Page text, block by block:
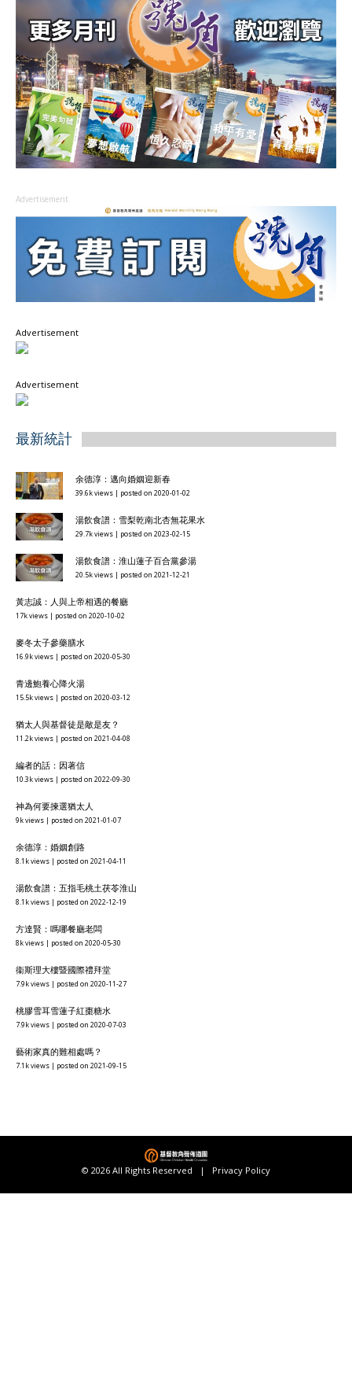
Advertisement
Advertisement
Advertisement
最新統計
余德淳：邁向婚姻迎新春
39.6k views | posted on 2020-01-02
湯飲食譜：雪梨乾南北杏無花果水
29.7k views | posted on 2023-02-15
湯飲食譜：淮山蓮子百合黨參湯
20.5k views | posted on 2021-12-21
黃志誠：人與上帝相遇的餐廳
17k views | posted on 2020-10-02
麥冬太子參藥膳水
16.9k views | posted on 2020-05-30
青邊鮑養心降火湯
15.5k views | posted on 2020-03-12
猶太人與基督徒是敵是友？
11.2k views | posted on 2021-04-08
編者的話：因著信
10.3k views | posted on 2022-09-30
神為何要揀選猶太人
9k views | posted on 2021-01-07
余德淳：婚姻創路
8.1k views | posted on 2021-04-11
湯飲食譜：五指毛桃土茯苓淮山
8.1k views | posted on 2022-12-19
方達賢：嗎哪餐廳老闆
8k views | posted on 2020-05-30
衞斯理大樓暨國際禮拜堂
7.9k views | posted on 2020-11-27
桃膠雪耳雪蓮子紅棗糖水
7.9k views | posted on 2020-07-03
藝術家真的難相處嗎？
7.1k views | posted on 2021-09-15
© 2026 All Rights Reserved | Privacy Policy